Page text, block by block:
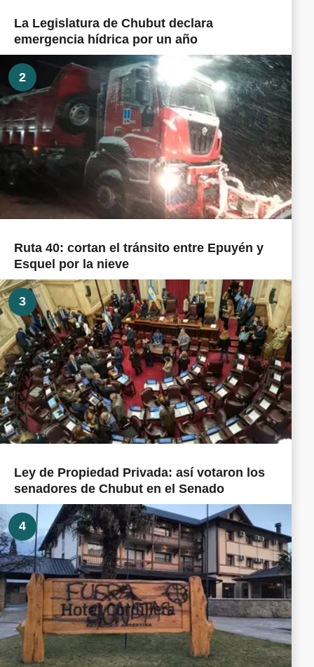
La Legislatura de Chubut declara
emergencia hídrica por un año
2
Ruta 40: cortan el tránsito entre Epuyén y
Esquel por la nieve
3
Ley de Propiedad Privada: así votaron los
senadores de Chubut en el Senado
4